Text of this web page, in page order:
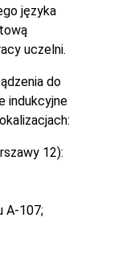
języka
uczelni.
do
indukcyjne
12):
A-107;